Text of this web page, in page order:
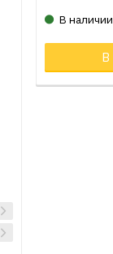
В наличии
В